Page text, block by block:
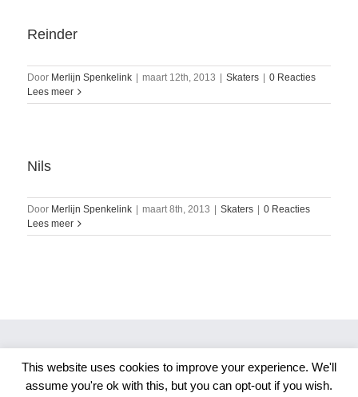
Reinder
Door Merlijn Spenkelink maart 12th, 2013 Skaters
0 Reacties
Lees meer
Nils
Door Merlijn Spenkelink maart 8th, 2013 Skaters
0 Reacties
Lees meer
Copyright 2026 Merlijn S. Photography
This website uses cookies to improve your experience. We'll
assume you're ok with this, but you can opt-out if you wish.